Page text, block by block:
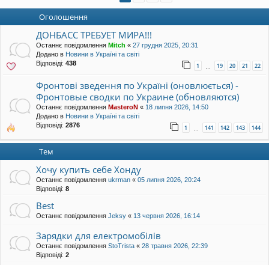
уп
Оголошення
ДОНБАСС ТРЕБУЕТ МИРА!!!
Останнє повідомлення Mitch « 27 грудня 2025, 20:31
Додано в Новини в Україні та світі
Відповіді: 438 1 … 19 20 21 22
Фронтові зведення по Україні (оновлюється) -
Фронтовые сводки по Украине (обновляются)
Останнє повідомлення MasteroN « 18 липня 2026, 14:50
Додано в Новини в Україні та світі
Відповіді: 2876 1 … 141 142 143 144
Тем
Хочу купить себе Хонду
Останнє повідомлення ukrman « 05 липня 2026, 20:24
Відповіді: 8
Best
Останнє повідомлення Jeksy « 13 червня 2026, 16:14
Зарядки для електромобілів
Останнє повідомлення StoTrista « 28 травня 2026, 22:39
Відповіді: 2